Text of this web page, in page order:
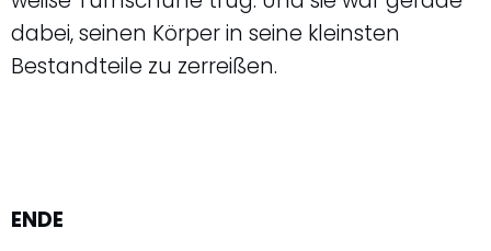
dabei, seinen Körper in seine kleinsten
Bestandteile zu zerreißen.
ENDE